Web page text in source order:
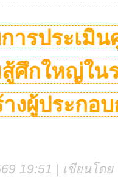
ารประเมิ
ศึกใหญ่ใน
างผู้ประกอ
19:51 | เขียนโด